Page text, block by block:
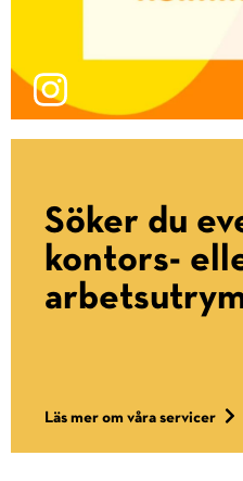
Söker du
kontors-
Läs mer om våra servicer